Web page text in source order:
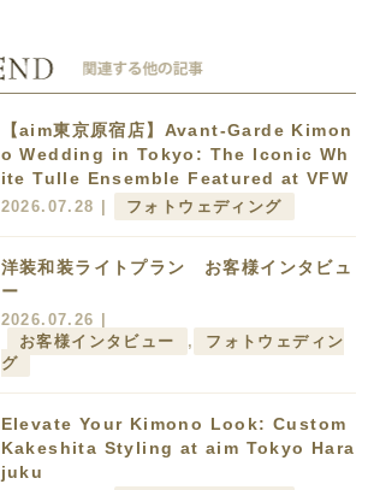
【aim東京原宿店】Avant-Garde Kimon
o Wedding in Tokyo: The Iconic Wh
ite Tulle Ensemble Featured at VFW
2026.07.28 | フォトウェディング
洋装和装ライトプラン お客様インタビュ
ー
2026.07.26 |
お客様インタビュー
,
フォトウェディン
グ
Elevate Your Kimono Look: Custom
Kakeshita Styling at aim Tokyo Hara
juku